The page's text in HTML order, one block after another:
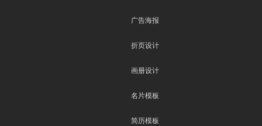
广告海报
折页设计
画册设计
名片模板
简历模板